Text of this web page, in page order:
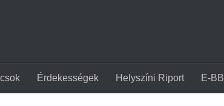
Érdekességek Helyszíni Riport E-BB